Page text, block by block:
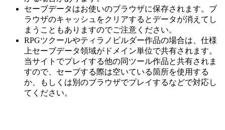
セーブデータはお使いのブラウザに保存されます。ブ
ラウザのキャッシュをクリアするとデータが消えてし
まうこともありますのでご注意ください。
RPGツクールやティラノビルダー作品の場合は、仕様
上セーブデータ領域がドメイン単位で共有されます。
当サイトでプレイする他の同ツール作品と共有されま
すので、セーブする際は空いている箇所を使用する
か、もしくは別のブラウザでプレイするなどで対応し
てください。